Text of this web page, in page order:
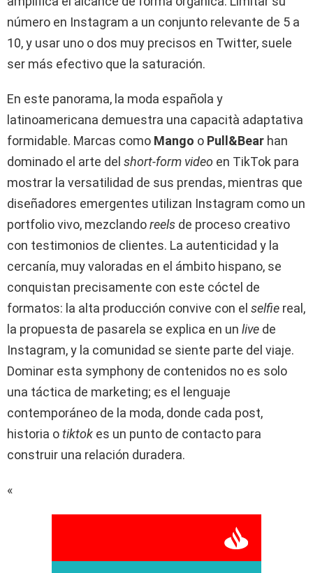
número en Instagram a un conjunto relevante de 5 a
10, y usar uno o dos muy precisos en Twitter, suele
ser más efectivo que la saturación.
En este panorama, la moda española y
latinoamericana demuestra una capacità adaptativa
formidable. Marcas como Mango o Pull&Bear han
dominado el arte del short-form video en TikTok para
mostrar la versatilidad de sus prendas, mientras que
diseñadores emergentes utilizan Instagram como un
portfolio vivo, mezclandoreels de proceso creativo
con testimonios de clientes. La autenticidad y la
cercanía, muy valoradas en el ámbito hispano, se
conquistan precisamente con este cóctel de
formatos: la alta producción convive con el selfie real,
la propuesta de pasarela se explica en un live de
Instagram, y la comunidad se siente parte del viaje.
Dominar esta symphony de contenidos no es solo
una táctica de marketing; es el lenguaje
contemporáneo de la moda, donde cada post,
historia otiktok es un punto de contacto para
construir una relación duradera.
«